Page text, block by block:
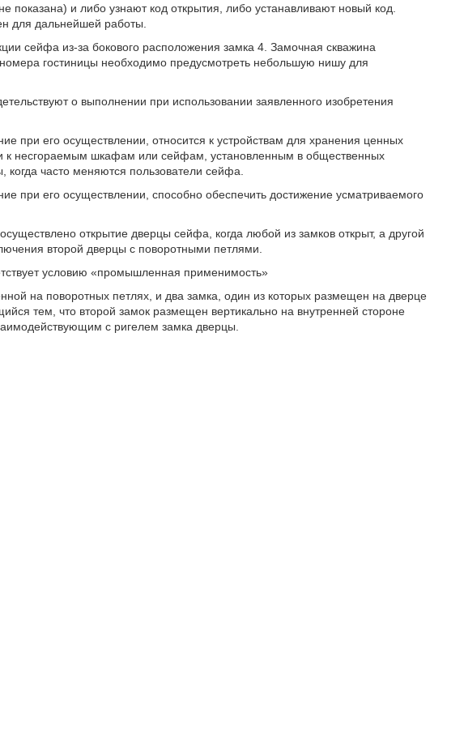
и либо узнают код открытия, либо устанавливают новый код.
для дальнейшей работы.
сейфа из-за бокового расположения замка 4. Замочная скважина
гостиницы необходимо предусмотреть небольшую нишу для
о выполнении при использовании заявленного изобретения
при его осуществлении, относится к устройствам для хранения ценных
к несгораемым шкафам или сейфам, установленным в общественных
часто меняются пользователи сейфа.
при его осуществлении, способно обеспечить достижение усматриваемого
открытие дверцы сейфа, когда любой из замков открыт, а другой
второй дверцы с поворотными петлями.
условию «промышленная применимость»
на поворотных петлях, и два замка, один из которых размещен на дверце
тем, что второй замок размещен вертикально на внутренней стороне
с ригелем замка дверцы.